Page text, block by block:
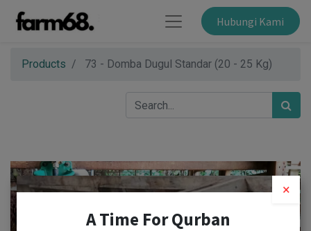
Hubungi Kami
Products 73 - Domba Dugul Standar (20 - 25 Kg)
×
A Time For Qurban